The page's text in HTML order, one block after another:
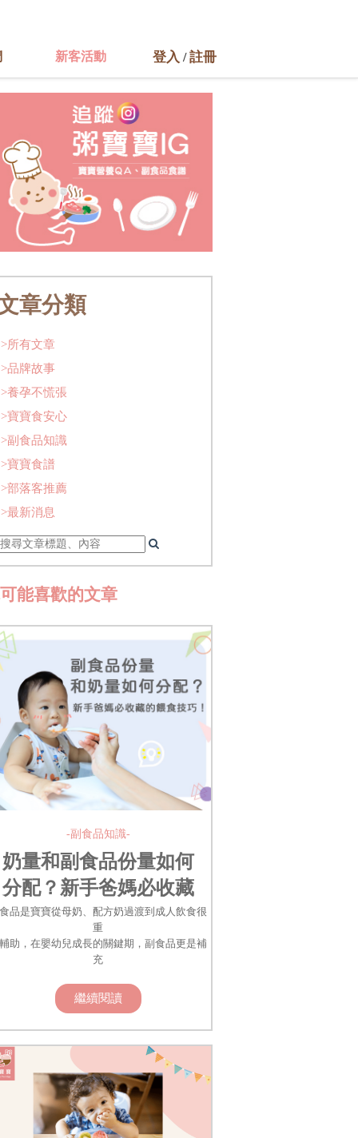
新客活動 登入 / 註冊
章分類
>所有文章
>品牌故事
>養孕不慌張
>寶寶食安心
>副食品知識
>寶寶食譜
>部落客推薦
>最新消息
能喜歡的文章
-副食品知識-
奶量和副食品份量如何
分配？新手爸媽必收藏
的副食品餵食技巧！
品是寶寶從母奶、配方奶過渡到成人飲食很
重
助，在嬰幼兒成長的關鍵期，副食品更是補
充
繼續閱讀